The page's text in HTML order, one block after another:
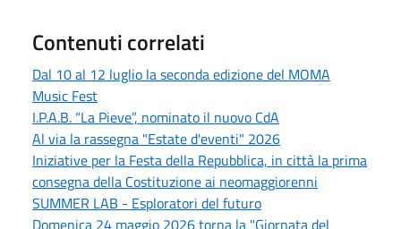
Contenuti correlati
Dal 10 al 12 luglio la seconda edizione del MOMA
Music Fest
I.P.A.B. “La Pieve”, nominato il nuovo CdA
Al via la rassegna "Estate d'eventi" 2026
Iniziative per la Festa della Repubblica, in città la prima
consegna della Costituzione ai neomaggiorenni
SUMMER LAB - Esploratori del futuro
Domenica 24 maggio 2026 torna la "Giornata del